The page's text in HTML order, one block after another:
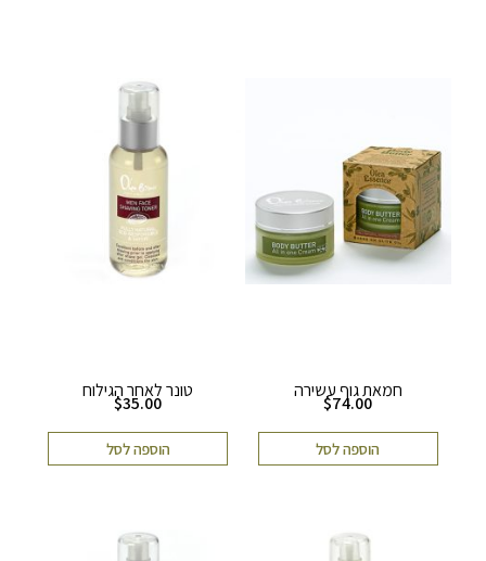
חמאת גוף עשירה
$74.00
הוספה לסל
טונר לאחר הגילוח
$35.00
הוספה לסל